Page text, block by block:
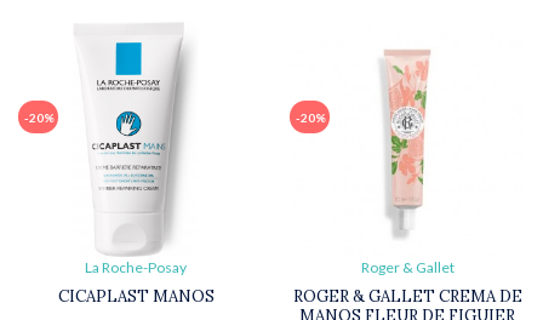
-20%
La Roche-Posay
CICAPLAST MANOS
-20%
Roger & Gallet
ROGER & GALLET CREMA DE
MANOS FLEUR DE FIGUIER